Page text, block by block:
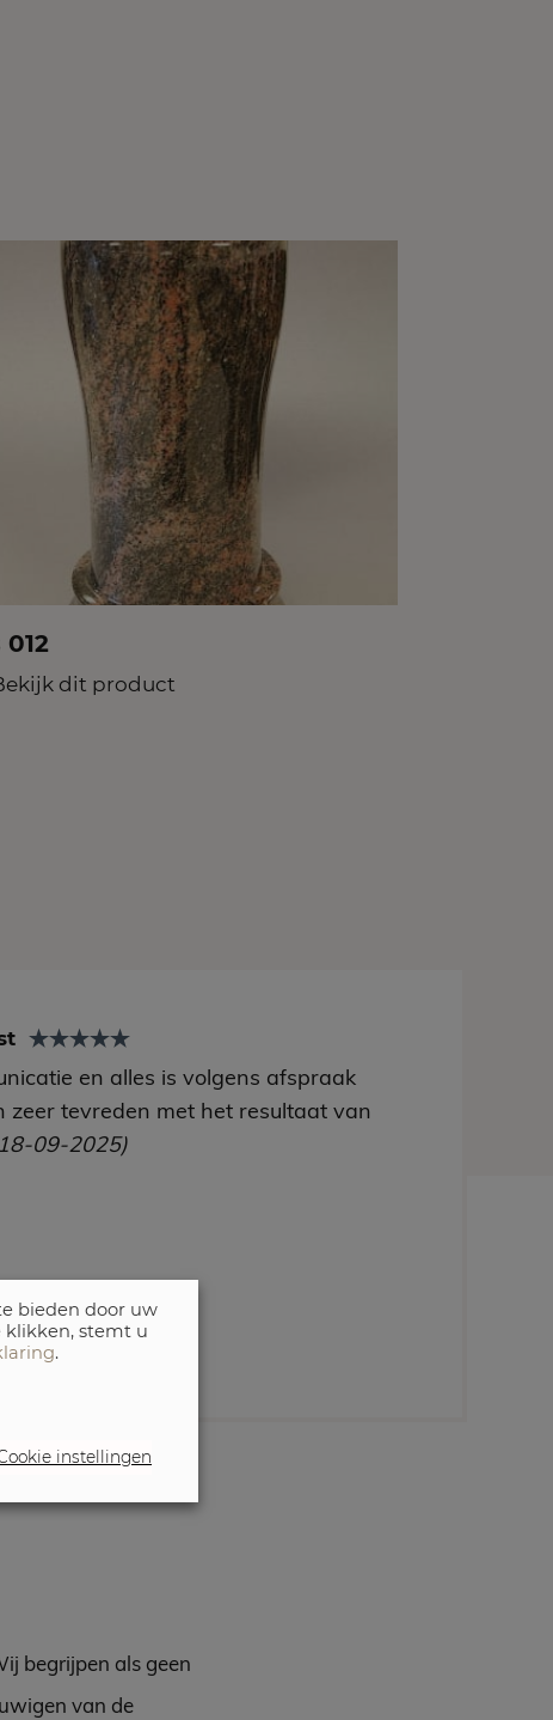
012
dit product
en alles is volgens afspraak
zeer tevreden met het resultaat van
09-2025)
begrijpen als geen
van de
bieden door uw
klikken, stemt u
.
instellingen